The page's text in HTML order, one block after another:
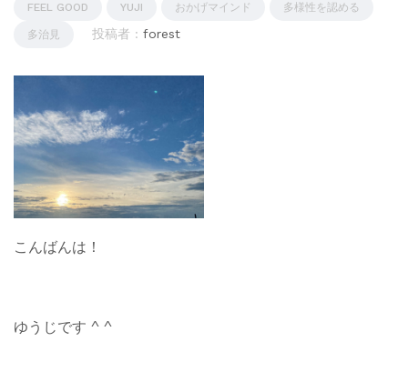
FEEL GOOD YUJI おかげマインド 多様性を認める
多治見 投稿者 : forest
こんばんは！
ゆうじです ^ ^